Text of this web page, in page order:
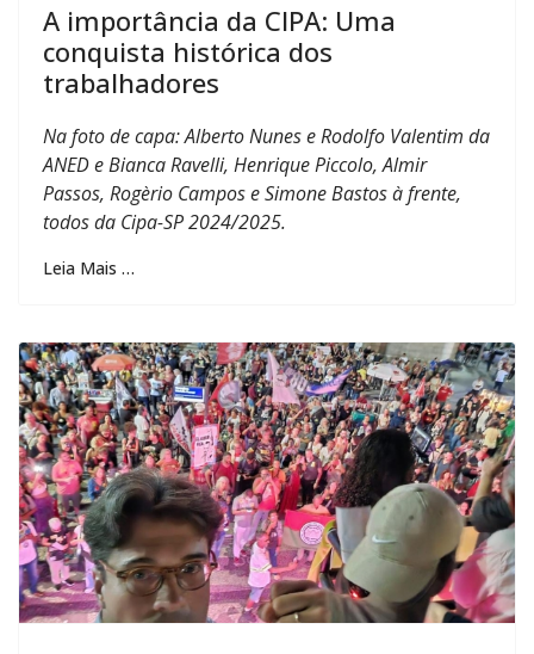
A importância da CIPA: Uma
conquista histórica dos
trabalhadores
Na foto de capa: Alberto Nunes e Rodolfo Valentim da
ANED e Bianca Ravelli, Henrique Piccolo, Almir
Passos, Rogèrio Campos e Simone Bastos à frente,
todos da Cipa-SP 2024/2025.
Leia Mais …